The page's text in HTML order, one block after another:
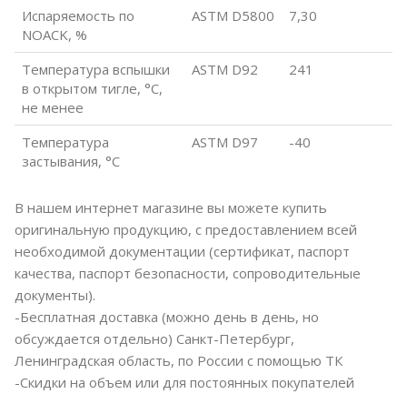
Испаряемость по
NOACK, %
ASTM D5800 7,30
Температура вспышки
в открытом тигле, °С,
не менее
ASTM D92 241
Температура
застывания, °С
ASTM D97 -40
В нашем интернет магазине вы можете купить
оригинальную продукцию, с предоставлением всей
необходимой документации (сертификат, паспорт
качества, паспорт безопасности, сопроводительные
документы).
-Бесплатная доставка (можно день в день, но
обсуждается отдельно) Санкт-Петербург,
Ленинградская область, по России с помощью ТК
-Скидки на объем или для постоянных покупателей